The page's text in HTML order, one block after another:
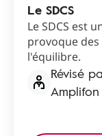
Le SDCS
Le SDCS est
provoque
l'équilibre.
Révisé
Amplifon